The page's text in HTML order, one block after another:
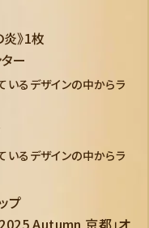
》1枚
ー
いるデザインの中からラ
いるデザインの中からラ
プ
2025 Autumn 京都」オ